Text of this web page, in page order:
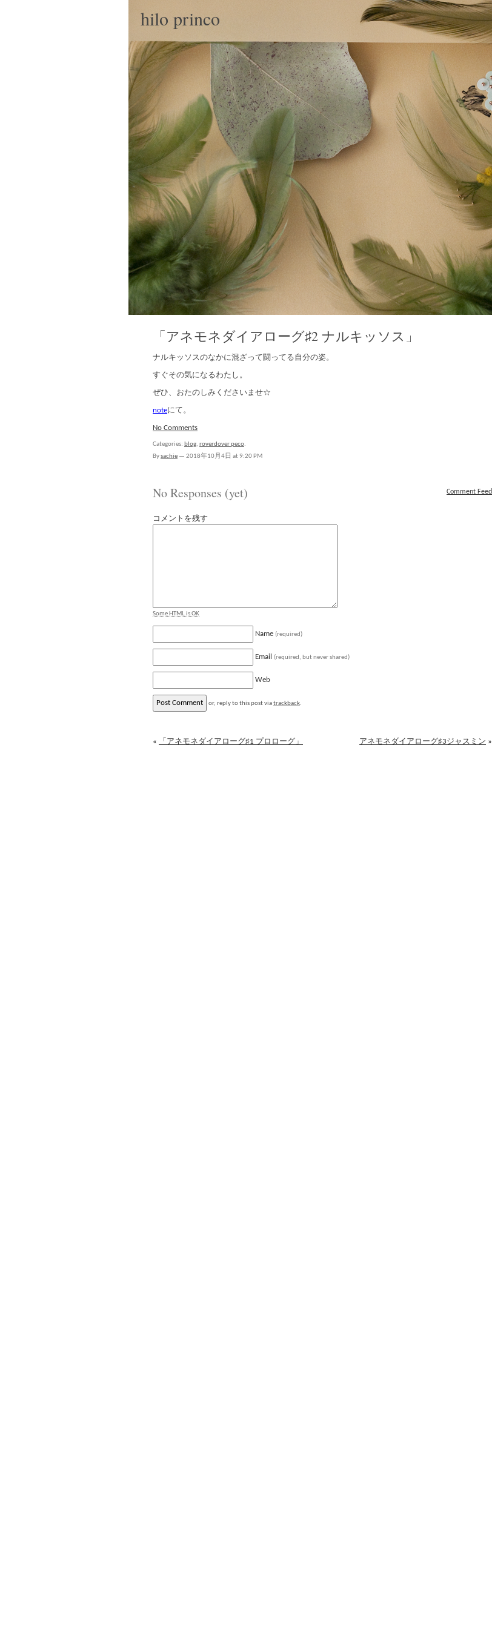
hilo princo
「アネモネダイアローグ♯2 ナルキッソス」
ナルキッソスのなかに混ざって闘ってる自分の姿。
すぐその気になるわたし。
ぜひ、おたのしみくださいませ☆
noteにて。
No Comments
Categories: blog, roverdover peco.
Bysachie — 2018年10月4日 at 9:20 PM
Comment Feed
No Responses (yet)
コメントを残す
Some HTML is OK
Name (required)
Email (required, but never shared)
Web
or, reply to this post viatrackback.
アネモネダイアローグ♯3ジャスミン »
« 「アネモネダイアローグ♯1 プロローグ」